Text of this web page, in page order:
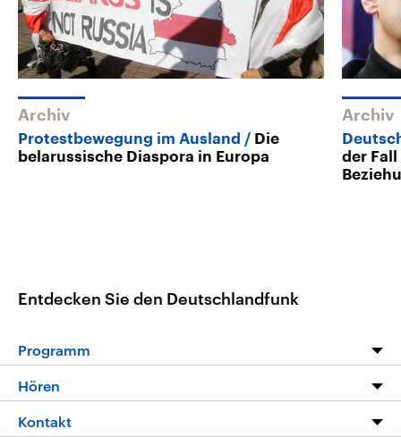
Archiv
Protestbewegung im Ausland
Die
belarussische Diaspora in Europa
Archiv
der
Entdecken Sie den Deutschlandfunk
Programm
Programm
Hören
Livestream
Kontakt